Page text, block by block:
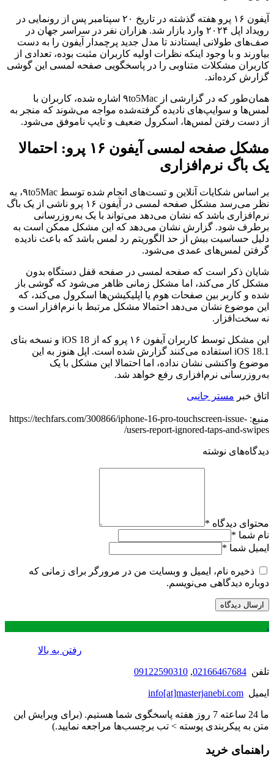
آیفون ۱۶ پرو هفته گذشته در تاریخ ۲۰ سپتامبر پس از رونمایی در
رویداد اپل ۲۰۲۴ وارد بازار شد. هزاران نفر در سراسر جهان در
صف‌های طولانی ایستادند تا مدل جدید پرچمدار آیفون را به دست
بیاورند و با وجود اینکه نظرات اولیه کاربران مثبت بوده، تعدادی از
کاربران مشکلات متناوبی را در پاسخگویی صفحه‌ لمسی این گوشی
گزارش کرده‌اند.
همان‌طور که در گزارشی از ۹to5Mac اشاره شده، کاربران با
لمس‌ها و سوایپ‌های نادیده گرفته‌شده مواجه می‌شوند که منجر به
از دست رفتن لمس‌ها، اسکرول ضعیف و تایپ ناموفق می‌شود.
مشکل صفحه‌ لمسی آیفون ۱۶ پرو: احتمالا
یک باگ نرم‌افزاری
بر اساس شکایات آنلاین و تست‌های انجام شده توسط ۹to5Mac، به
نظر می‌رسد مشکل صفحه‌ لمسی در آیفون ۱۶ پرو ناشی از یک باگ
نرم‌افزاری باشد که نشان می‌دهد می‌تواند با یک به‌روزرسانی
برطرف شود. گزارش نشان می‌دهد که این مشکل ممکن است به
دلیل حساسیت بیش از حد الگوریتم رد لمس باشد که باعث نادیده
گرفتن لمس‌های عمدی می‌شود.
شایان ذکر است که صفحه‌ لمسی در صفحه قفل دستگاه بدون
مشکل کار می‌کند، اما مشکل زمانی ظاهر می‌شود که گوشی باز
شده و کاربر بین صفحات هوم یا اپلیکیشن‌ها اسکرول می‌کند، که
این موضوع نشان می‌دهد احتمالا مشکل مرتبط با نرم‌افزار است و
نه سخت‌افزار.
این مشکل توسط کاربران آیفون ۱۶ پرو که از iOS 18 و نسخه بتای
iOS 18.1 استفاده می‌کنند گزارش شده است. اپل هنوز به این
موضوع واکنشی نشان نداده، اما احتمالا این مشکل با یک
به‌روزرسانی نرم‌افزاری رفع خواهد شد.
اتاق خبر مستر جانبی
منبع: https://techfars.com/300866/iphone-16-pro-touchscreen-issue-
users-report-ignored-taps-and-swipes/
دیدگاه‌های نوشته
محتوای دیدگاه *
نام شما *
ایمیل شما *
ذخیره نام، ایمیل و وبسایت من در مرورگر برای زمانی که
دوباره دیدگاهی می‌نویسم.
.
رفتن به بالا
تلفن 02166467684
,
09122590310
ایمیل info[at]masterjanebi.com
ما 24 ساعته 7 روز هفته پاسخگوی شما هستیم. (برای ویرایش این
متن به پیکربندی پوسته > تب برچسب‌ها مراجعه نمایید.)
راهنمای خرید